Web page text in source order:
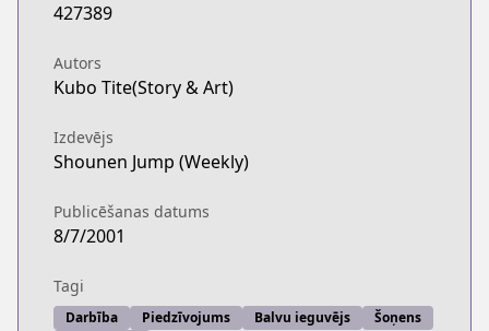
427389
Autors
Kubo Tite(Story & Art)
Izdevējs
Shounen Jump (Weekly)
Publicēšanas datums
8/7/2001
Tagi
Darbība Piedzīvojums Balvu ieguvējs
Šoņens